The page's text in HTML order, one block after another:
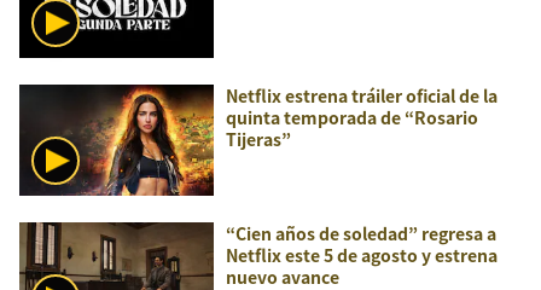
Netflix estrena tráiler oficial de la
quinta temporada de “Rosario
Tijeras”
“Cien años de soledad” regresa a
Netflix este 5 de agosto y estrena
nuevo avance